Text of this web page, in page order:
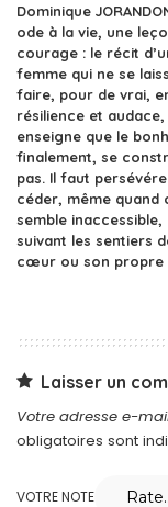
Dominique
ode à la vie, une
courage : le récit
femme qui ne se
faire, pour de vrai,
résilience et audace,
enseigne que le
finalement, se
pas. Il faut
céder, même quand
semble inaccessible,
suivant les sentiers
cœur ou son propre
Laisser un
Votre adresse e-
obligatoires sont
VOTRE NOTE